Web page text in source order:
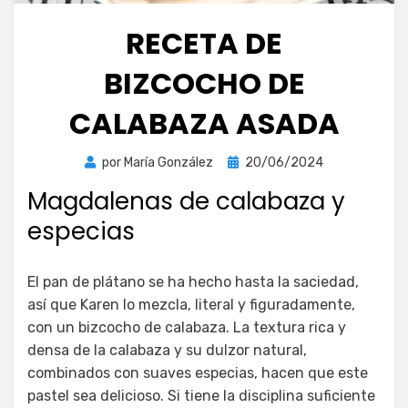
RECETA DE
BIZCOCHO DE
CALABAZA ASADA
por María González
Publicada
20/06/2024
Magdalenas de calabaza y
especias
El pan de plátano se ha hecho hasta la saciedad,
así que Karen lo mezcla, literal y figuradamente,
con un bizcocho de calabaza. La textura rica y
densa de la calabaza y su dulzor natural,
combinados con suaves especias, hacen que este
pastel sea delicioso. Si tiene la disciplina suficiente